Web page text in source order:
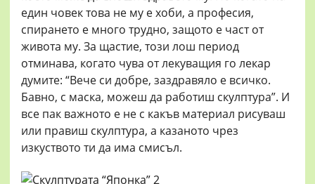
един човек това не му е хоби, а професия,
спирането е много трудно, защото е част от
живота му. За щастие, този лош период
отминава, когато чува от лекуващия го лекар
думите: “Вече си добре, заздравяло е всичко.
Бавно, с маска, можеш да работиш скулптура”. И
все пак важното е не с какъв материал рисуваш
или правиш скулптура, а казаното чрез
изкуството ти да има смисъл.